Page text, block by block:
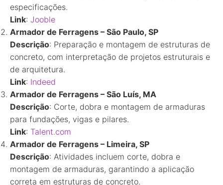
especificações.
Link: Jooble
Armador de Ferragens – São Paulo, SP
Descrição: Preparação e montagem de estruturas de
concreto, com interpretação de projetos estruturais e
de arquitetura.
Link: Indeed
Armador de Ferragens – São Luís, MA
Descrição: Corte, dobra e montagem de armaduras
para fundações, vigas e pilares.
Link: Talent.com
Armador de Ferragens – Limeira, SP
Descrição: Atividades incluem corte, dobra e
montagem de armaduras, garantindo a aplicação
correta em estruturas de concreto.